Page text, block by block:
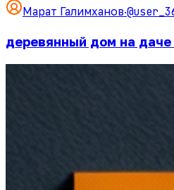
Марат Галимханов·
деревянный дом на даче